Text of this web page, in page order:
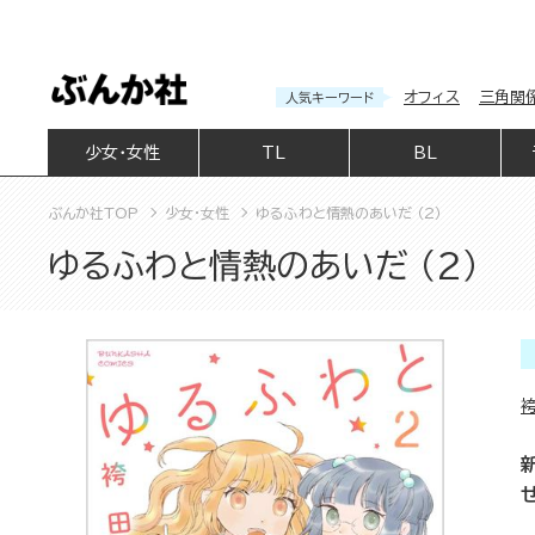
人気キーワード オフィス 三角関
少女・女性 BL
ぶんか社TOP 少女・女性 ゆるふわと情熱のあいだ （2）
ゆるふわと情熱のあいだ （2）